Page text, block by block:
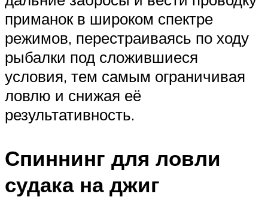
приманок в широком спектре
режимов, перестраиваясь по ходу
рыбалки под сложившиеся
условия, тем самым ограничивая
ловлю и снижая её
результативность.
Спиннинг для ловли
судака на джиг